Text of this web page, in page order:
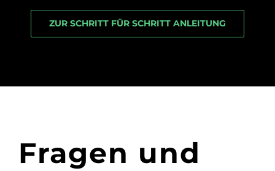
ZUR SCHRITT FÜR SCHRITT ANLEITUNG
Fragen und